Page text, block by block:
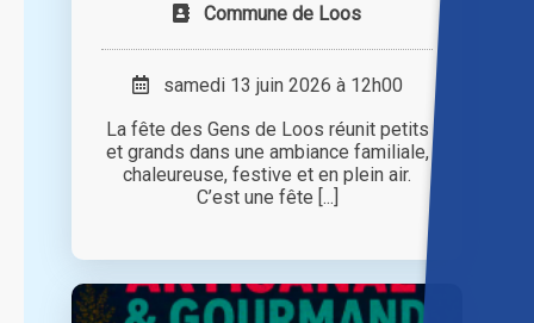
Commune de Loos
samedi 13 juin 2026 à 12h00
La fête des Gens de Loos réunit petits
et grands dans une ambiance familiale,
chaleureuse, festive et en plein air.
C’est une fête [...]